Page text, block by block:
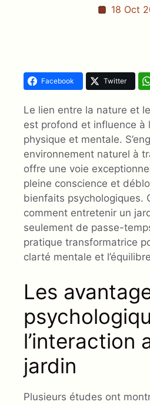
18 Oct
Facebook Twitter
Le lien entre la nature et
est profond et influence à
physique et mentale.
environnement naturel à
offre une voie
pleine conscience et
bienfaits psychologiques.
comment entretenir un
seulement de passe-
pratique transformatrice
clarté mentale et
Les
l’interaction
jardin
Plusieurs études ont